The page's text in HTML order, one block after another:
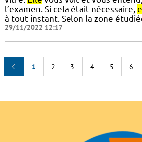
l’examen. Si cela était nécessaire,
à tout instant. Selon la zone
29/11/2022 12:17
1 2 3 4 5 6